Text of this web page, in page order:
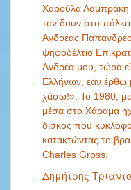
Χαρούλα Λαμπράκη
τον δουν στο
Ανδρέας
ψηφοδέλτιο
Ανδρέα μου, τώρα
Ελλήνων, εάν έρθω
χάσω!». Το 1980,
μέσα στο Χάραμα
δίσκος που
κατακτώντας το
Charles Gross.
Δημήτρης